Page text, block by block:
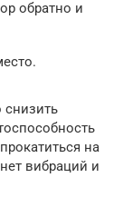
обратно и
на
вибраций и